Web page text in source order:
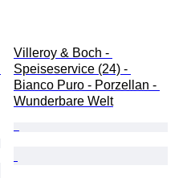
Villeroy & Boch -
Speiseservice (24) -
Bianco Puro - Porzellan -
Wunderbare Welt